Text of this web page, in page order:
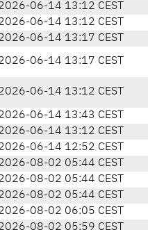
06-14 13:12 CEST
06-14 13:12 CEST
06-14 13:17 CEST
06-14 13:17 CEST
06-14 13:12 CEST
06-14 13:43 CEST
06-14 13:12 CEST
06-14 12:52 CEST
08-02 05:44 CEST
08-02 05:44 CEST
08-02 05:44 CEST
08-02 06:05 CEST
08-02 05:59 CEST